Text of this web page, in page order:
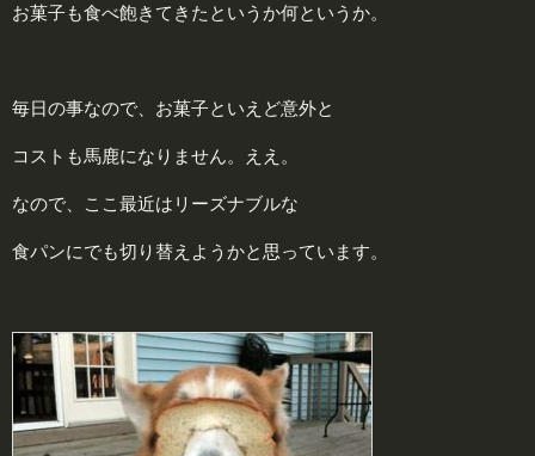
お菓子も食べ飽きてきたというか何というか。
毎日の事なので、お菓子といえど意外と
コストも馬鹿になりません。ええ。
なので、ここ最近はリーズナブルな
食パンにでも切り替えようかと思っています。